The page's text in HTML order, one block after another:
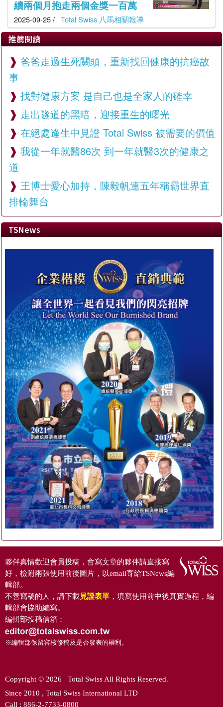
續兩個月抱走兩個金獎一百萬
2025-09-25 / Total Swiss 八馬相關報導
推薦閱讀
爸爸走過生死關頭，重新找回健康的抗癌故
事
找對健康方案 是自己也是全家人的確幸
走出隧道的黑暗，迎接重生的曙光
在絕處逢生中見證 Total Swiss 被需要的價值
我從一年就醫86次 到一年就醫3次的健康之
道
王博士愛心加持，陳毅帆連五年稱霸世界直
排輪舞台
TSNews
夥伴真情歡迎會員投稿，會寫文章的夥伴請直接寫
好，檢附兩張使用前後圖片，以email寄給TSNews編
輯部。
不善寫稿的人，請下載見證表單 ，填寫使用前中後真實過程，編
輯部會協助編寫。
編輯部投稿信箱：
※編輯部保留審核修稿及是否發表的權利。
Copyright © 2026 Total Swiss All Rights Reserved.
Since 2010 , Total Swiss International LTD
Call : 886-2-7733-0800